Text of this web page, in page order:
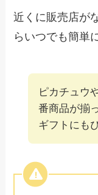
近くに販売店が
らいつでも簡単
ピカチュウ
番商品が揃
ギフトにも